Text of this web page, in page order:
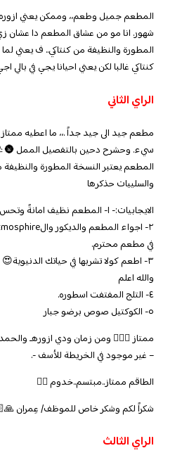
شهور. انا مو من عشاق المطعم دا عشان
المطورة والنظيفة من كنتاكي.. ف يعني
كنتاكي غالبا لكن يعني احيانا يجي في بالي
الراي الثاني
مطعم جيد الى جيد جداً .،، ما اعطيه
سيء. وحشرح دحين بالتفصيل الممل
المطعم يعتبر النسخة المطورة
والسلييات حذكرها
الايجابيات:- ١- المطعم نظيف امانةً وتحس الاكل نظيف وفريش..
في مطعم محترم.
٣- اطعم كولا تشربها في حياتك
والله اعلم
٤- التلج المفتفت اسطوره.
٥- الكوكتيل صوص برضو جبار
ممتاز 👌🏻🤩 ومن زمان ودي ازورهـ
– غير موجود في الخريطة للأسف -.
الطاقم ممتاز..مبتسم..خدوم 👍🏻
شكراً لكم وشكر خاص للموظف/ عِمران
الراي الثالث